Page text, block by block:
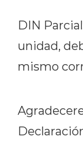
DIN
unidad,
mismo